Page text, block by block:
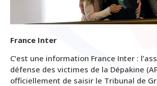
France Inter
C’est une information France Inter :
défense des victimes de la Dépakine
officiellement de saisir le Tribunal de